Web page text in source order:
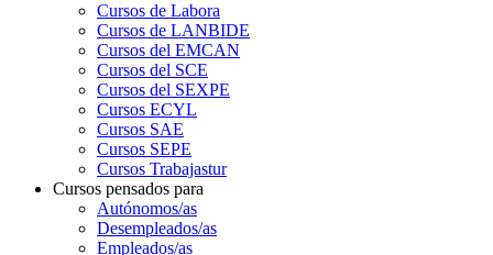
Cursos de Labora
Cursos de LANBIDE
Cursos del EMCAN
Cursos del SCE
Cursos del SEXPE
Cursos ECYL
Cursos SAE
Cursos SEPE
Cursos Trabajastur
Cursos pensados para
Autónomos/as
Desempleados/as
Empleados/as